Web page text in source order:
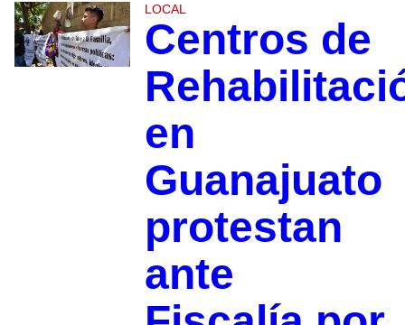
LOCAL
Centros de
en
Guanajuato
protestan
ante